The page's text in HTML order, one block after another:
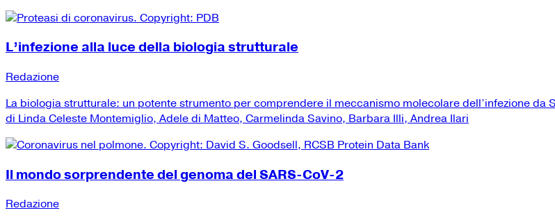
L’infezione alla luce della biologia strutturale
Redazione
La biologia strutturale: un potente strumento per comprendere il meccanismo molecolare dell’infezione da
di Linda Celeste Montemiglio, Adele di Matteo, Carmelinda Savino, Barbara Illi, Andrea Ilari
Il mondo sorprendente del genoma del SARS-CoV-2
Redazione